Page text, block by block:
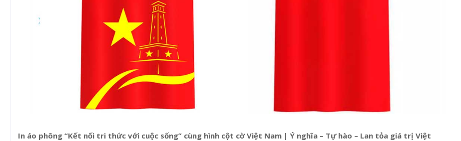
In áo phông “Kết nối tri thức với cuộc sống” cùng hình cột cờ Việt Nam | Ý nghĩa – Tự hào – Lan tỏa giá trị Việt